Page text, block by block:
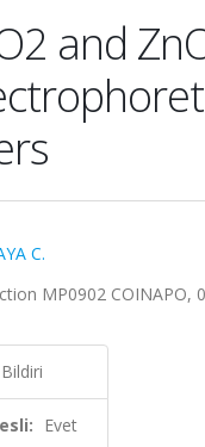
and
C.
MP0902 COINAPO,
Evet